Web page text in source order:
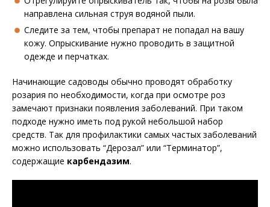
направлена сильная струя водяной пыли.
Следите за тем, чтобы препарат не попадал на вашу
кожу. Опрыскивание нужно проводить в защитной
одежде и перчатках.
Начинающие садоводы обычно проводят обработку
розария по необходимости, когда при осмотре роз
замечают признаки появления заболеваний. При таком
подходе нужно иметь под рукой небольшой набор
средств. Так для профилактики самых частых заболеваний
можно использовать “Дерозал” или “Терминатор”,
содержащие карбендазим.